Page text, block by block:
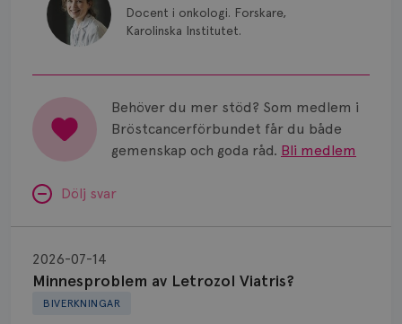
Docent i onkologi. Forskare,
Karolinska Institutet.
Behöver du mer stöd? Som medlem i
Bröstcancerförbundet får du både
gemenskap och goda råd. Bli medlem
Dölj svar
BIVERKNINGAR
Minnesproblem av Letrozol Viatris?
2026-07-14
Letrozol
Viatris?